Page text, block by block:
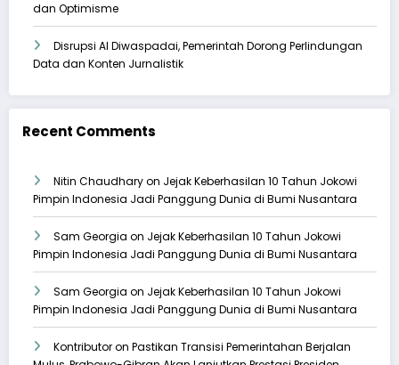
dan Optimisme
Disrupsi AI Diwaspadai, Pemerintah Dorong Perlindungan
Data dan Konten Jurnalistik
Recent Comments
Nitin Chaudharyon Jejak Keberhasilan 10 Tahun Jokowi
Pimpin Indonesia Jadi Panggung Dunia di Bumi Nusantara
Sam Georgia on Jejak Keberhasilan 10 Tahun Jokowi
Pimpin Indonesia Jadi Panggung Dunia di Bumi Nusantara
Sam Georgia on Jejak Keberhasilan 10 Tahun Jokowi
Pimpin Indonesia Jadi Panggung Dunia di Bumi Nusantara
Kontributoron Pastikan Transisi Pemerintahan Berjalan